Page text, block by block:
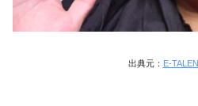
出典元： E-